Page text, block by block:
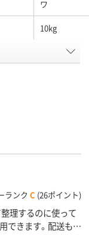
ワ
10kg
ランク C (26ポイント)
理するのに使って
できます。配送も早